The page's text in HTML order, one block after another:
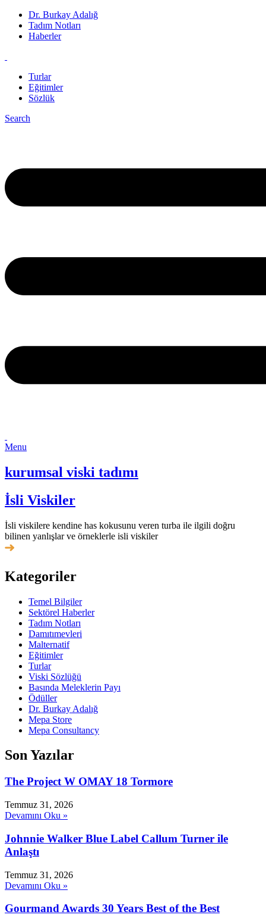
Dr. Burkay Adalığ
Tadım Notları
Haberler
Turlar
Eğitimler
Sözlük
Search
Menu
kurumsal viski tadımı
İsli Viskiler
İsli viskilere kendine has kokusunu veren turba ile ilgili doğru
bilinen yanlışlar ve örneklerle isli viskiler
Kategoriler
Temel Bilgiler
Sektörel Haberler
Tadım Notları
Damıtımevleri
Malternatif
Eğitimler
Turlar
Viski Sözlüğü
Basında Meleklerin Payı
Ödüller
Dr. Burkay Adalığ
Mepa Store
Mepa Consultancy
Son Yazılar
The Project W OMAY 18 Tormore
Temmuz 31, 2026
Devamını Oku »
Johnnie Walker Blue Label Callum Turner ile
Anlaştı
Temmuz 31, 2026
Devamını Oku »
Gourmand Awards 30 Years Best of the Best